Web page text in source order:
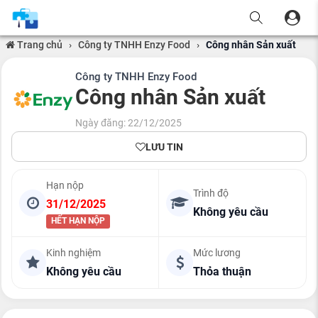
Trang chủ › Công ty TNHH Enzy Food › Công nhân Sản xuất
Công ty TNHH Enzy Food
Công nhân Sản xuất
Ngày đăng: 22/12/2025
LƯU TIN
Hạn nộp
31/12/2025
HẾT HẠN NỘP
Trình độ
Không yêu cầu
Kinh nghiệm
Không yêu cầu
Mức lương
Thỏa thuận